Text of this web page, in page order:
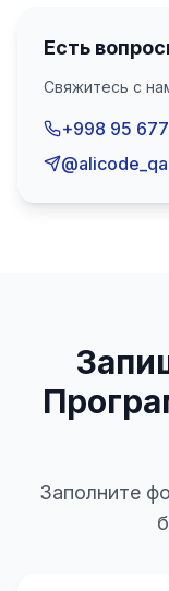
Есть
Свяжитесь с
+998 95
Заполните